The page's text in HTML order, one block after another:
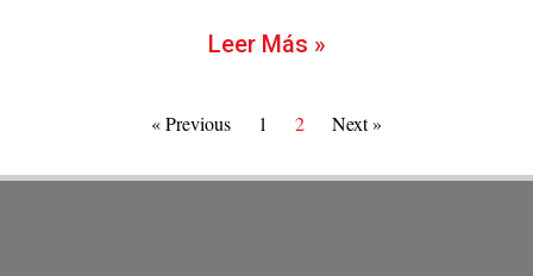
Leer Más »
« Previous 1 2 Next »